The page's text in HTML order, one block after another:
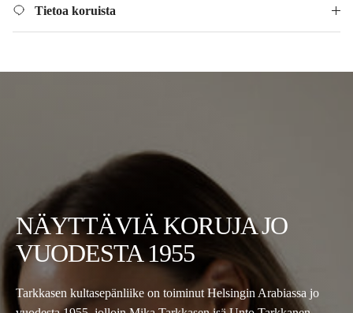
Tietoa koruista
NÄYTTÄVIÄ KORUJA JO
VUODESTA 1955
Tarkkasen kultasepänliike on toiminut Helsingin Arabiassa jo